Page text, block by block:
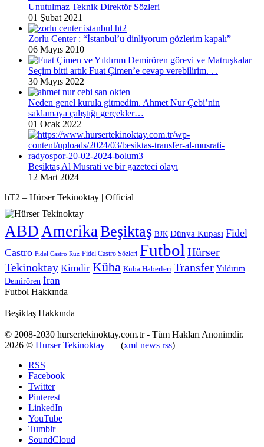
Unutulmaz Teknik Direktör Sözleri
01 Şubat 2021
Zorlu Center : “İstanbul’u dinliyorum gözlerim kapalı”
06 Mayıs 2010
Seçim bitti artık Fuat Çimen’e cevap verebilirim. . .
30 Mayıs 2022
Neden genel kurula gitmedim. Ahmet Nur Çebi’nin
saklamaya çalıştığı gerçekler…
01 Ocak 2022
Beşiktaş Al Musrati ve bir gazeteci olayı
12 Mart 2024
hT2 – Hürser Tekinoktay | Official
ABD Amerika Beşiktaş BJK Dünya Kupası Fidel
Castro Fidel Castro Ruz Fidel Castro Sözleri Futbol Hürser
Tekinoktay Kimdir Küba Küba Haberleri Transfer Yıldırım
Demirören İran
Futbol Hakkında
Beşiktaş Hakkında
© 2008-2030 hursertekinoktay.com.tr - Tüm Hakları Anonimdir.
2026 © Hurser Tekinoktay | (xml news rss)
RSS
Facebook
Twitter
Pinterest
LinkedIn
YouTube
Tumblr
SoundCloud